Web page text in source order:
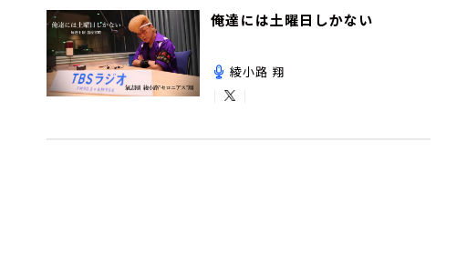
俺達には土曜日しかない
綾小路 翔